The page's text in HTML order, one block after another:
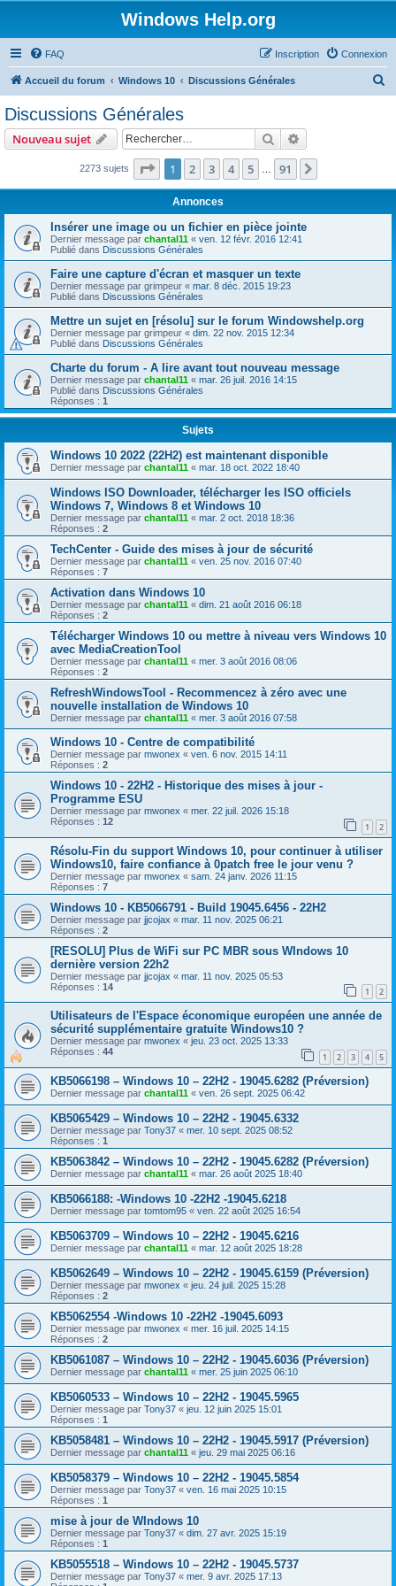
Windows Help.org
FAQ Connexion
Inscription
Accueil du forum Windows 10 Discussions Générales
Discussions Générales
Nouveau sujet Rechercher
2273 sujets Page 1sur91
1 2 3 4 5 91
Annonces
Insérer une image ou un fichier en pièce jointe
Dernier message par chantal11 « ven. 12 févr. 2016 12:41
Publié dans Discussions Générales
Faire une capture d'écran et masquer un texte
Dernier message par grimpeur « mar. 8 déc. 2015 19:23
Publié dans Discussions Générales
Mettre un sujet en [résolu] sur le forum Windowshelp.org
Dernier message par grimpeur « dim. 22 nov. 2015 12:34
Publié dans Discussions Générales
Charte du forum - A lire avant tout nouveau message
Dernier message par chantal11 « mar. 26 juil. 2016 14:15
Publié dans Discussions Générales
Réponses : 1
Sujets
Windows 10 2022 (22H2) est maintenant disponible
Dernier message par chantal11 « mar. 18 oct. 2022 18:40
Windows ISO Downloader, télécharger les ISO officiels
Windows 7, Windows 8 et Windows 10
Dernier message par chantal11 « mar. 2 oct. 2018 18:36
Réponses : 2
TechCenter - Guide des mises à jour de sécurité
Dernier message par chantal11 « ven. 25 nov. 2016 07:40
Réponses : 7
Activation dans Windows 10
Dernier message par chantal11 « dim. 21 août 2016 06:18
Réponses : 2
Télécharger Windows 10 ou mettre à niveau vers Windows 10
avec MediaCreationTool
Dernier message par chantal11 « mer. 3 août 2016 08:06
Réponses : 2
RefreshWindowsTool - Recommencez à zéro avec une
nouvelle installation de Windows 10
Dernier message par chantal11 « mer. 3 août 2016 07:58
Windows 10 - Centre de compatibilité
Dernier message par mwonex « ven. 6 nov. 2015 14:11
Réponses : 2
Windows 10 - 22H2 - Historique des mises à jour -
Programme ESU
Dernier message par mwonex « mer. 22 juil. 2026 15:18
Réponses : 12 1 2
Résolu-Fin du support Windows 10, pour continuer à utiliser
Windows10, faire confiance à 0patch free le jour venu ?
Dernier message par mwonex « sam. 24 janv. 2026 11:15
Réponses : 7
Windows 10 - KB5066791 - Build 19045.6456 - 22H2
Dernier message par jjcojax « mar. 11 nov. 2025 06:21
Réponses : 2
[RESOLU] Plus de WiFi sur PC MBR sous WIndows 10
dernière version 22h2
Dernier message par jjcojax « mar. 11 nov. 2025 05:53
Réponses : 14 1 2
Utilisateurs de l'Espace économique européen une année de
sécurité supplémentaire gratuite Windows10 ?
Dernier message par mwonex « jeu. 23 oct. 2025 13:33
Réponses : 44 1 2 3 4 5
KB5066198 – Windows 10 – 22H2 - 19045.6282 (Préversion)
Dernier message par chantal11 « ven. 26 sept. 2025 06:42
KB5065429 – Windows 10 – 22H2 - 19045.6332
Dernier message par Tony37 « mer. 10 sept. 2025 08:52
Réponses : 1
KB5063842 – Windows 10 – 22H2 - 19045.6282 (Préversion)
Dernier message par chantal11 « mar. 26 août 2025 18:40
KB5066188: -Windows 10 -22H2 -19045.6218
Dernier message par tomtom95 « ven. 22 août 2025 16:54
KB5063709 – Windows 10 – 22H2 - 19045.6216
Dernier message par chantal11 « mar. 12 août 2025 18:28
KB5062649 – Windows 10 – 22H2 - 19045.6159 (Préversion)
Dernier message par mwonex « jeu. 24 juil. 2025 15:28
Réponses : 2
KB5062554 -Windows 10 -22H2 -19045.6093
Dernier message par mwonex « mer. 16 juil. 2025 14:15
Réponses : 2
KB5061087 – Windows 10 – 22H2 - 19045.6036 (Préversion)
Dernier message par chantal11 « mer. 25 juin 2025 06:10
KB5060533 – Windows 10 – 22H2 - 19045.5965
Dernier message par Tony37 « jeu. 12 juin 2025 15:01
Réponses : 1
KB5058481 – Windows 10 – 22H2 - 19045.5917 (Préversion)
Dernier message par chantal11 « jeu. 29 mai 2025 06:16
KB5058379 – Windows 10 – 22H2 - 19045.5854
Dernier message par Tony37 « ven. 16 mai 2025 10:15
Réponses : 1
mise à jour de WIndows 10
Dernier message par Tony37 « dim. 27 avr. 2025 15:19
Réponses : 1
KB5055518 – Windows 10 – 22H2 - 19045.5737
Dernier message par Tony37 « mer. 9 avr. 2025 17:13